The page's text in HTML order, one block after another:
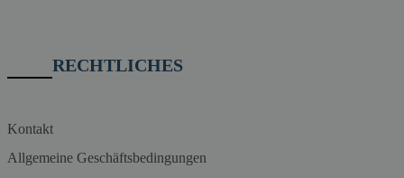
RECHTLICHES
Kontakt
Allgemeine Geschäftsbedingungen